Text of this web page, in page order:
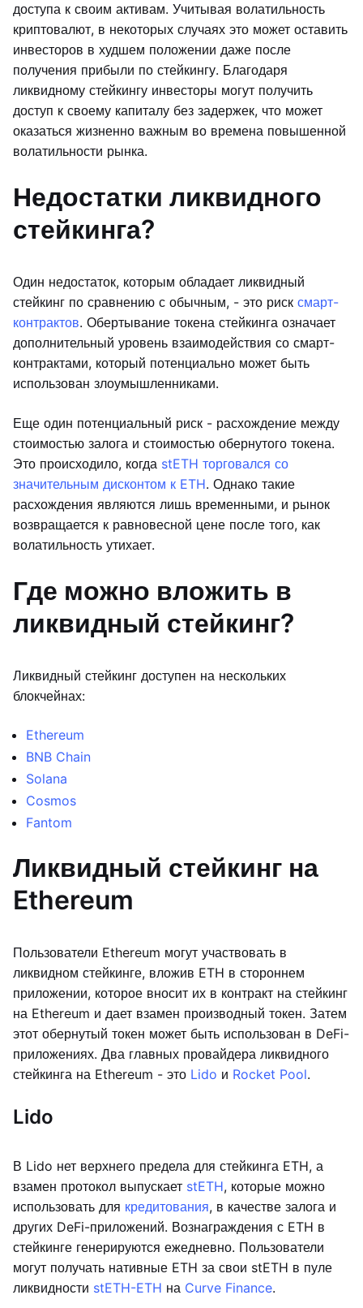
доступа к своим активам. Учитывая волатильность
криптовалют, в некоторых случаях это может оставить
инвесторов в худшем положении даже после
получения прибыли по стейкингу. Благодаря
ликвидному стейкингу инвесторы могут получить
доступ к своему капиталу без задержек, что может
оказаться жизненно важным во времена повышенной
волатильности рынка.
Недостатки ликвидного
стейкинга?
Один недостаток, которым обладает ликвидный
стейкинг по сравнению с обычным, - это риск смарт-
контрактов. Обертывание токена стейкинга означает
дополнительный уровень взаимодействия со смарт-
контрактами, который потенциально может быть
использован злоумышленниками.
Еще один потенциальный риск - расхождение между
стоимостью залога и стоимостью обернутого токена.
Это происходило, когда stETH торговался со
значительным дисконтом к ETH. Однако такие
расхождения являются лишь временными, и рынок
возвращается к равновесной цене после того, как
волатильность утихает.
Где можно вложить в
ликвидный стейкинг?
Ликвидный стейкинг доступен на нескольких
блокчейнах:
Ethereum
BNB Chain
Solana
Cosmos
Fantom
Ликвидный стейкинг на
Ethereum
Пользователи Ethereum могут участвовать в
ликвидном стейкинге, вложив ETH в стороннем
приложении, которое вносит их в контракт на стейкинг
на Ethereum и дает взамен производный токен. Затем
этот обернутый токен может быть использован в DeFi-
приложениях. Два главных провайдера ликвидного
стейкинга на Ethereum - это Lido и Rocket Pool.
Lido
В Lido нет верхнего предела для стейкинга ETH, а
взамен протокол выпускает stETH, которые можно
использовать для кредитования, в качестве залога и
других DeFi-приложений. Вознаграждения с ETH в
стейкинге генерируются ежедневно. Пользователи
могут получать нативные ETH за свои stETH в пуле
ликвидности stETH-ETH на Curve Finance.